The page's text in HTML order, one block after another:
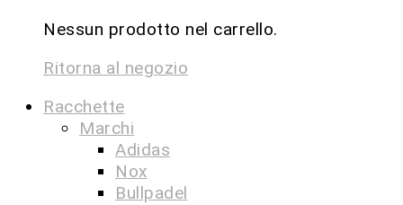
Nessun prodotto nel carrello.
Ritorna al negozio
Racchette
Marchi
Adidas
Nox
Bullpadel